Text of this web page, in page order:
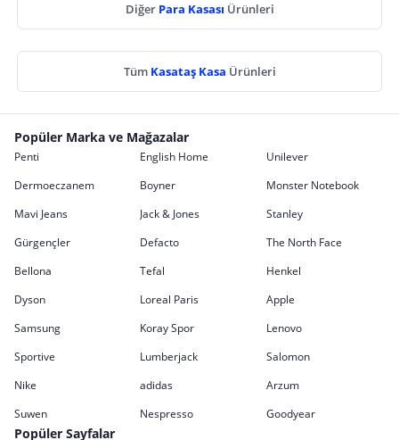
Diğer Para Kasası Ürünleri
Tüm Kasataş Kasa Ürünleri
Popüler Marka ve Mağazalar
Penti English Home
Unilever
Dermoeczanem
Boyner
Monster Notebook
Mavi Jeans
Jack & Jones
Stanley
Gürgençler
Defacto
The North Face
Bellona
Tefal
Henkel
Dyson
Loreal Paris
Apple
Samsung
Koray Spor
Lenovo
Sportive
Lumberjack
Salomon
Nike
adidas
Arzum
Suwen
Nespresso Goodyear
Popüler Sayfalar